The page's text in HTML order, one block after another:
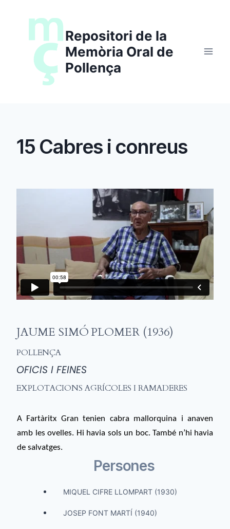
Repositori de la
Memòria Oral de
Pollença
15 Cabres i conreus
JAUME SIMÓ PLOMER (1936)
POLLENÇA
OFICIS I FEINES
EXPLOTACIONS AGRÍCOLES I RAMADERES
A Fartàritx Gran tenien cabra mallorquina i anaven
amb les ovelles. Hi havia sols un boc. També n’hi havia
de salvatges.
Persones
MIQUEL CIFRE LLOMPART (1930)
JOSEP FONT MARTÍ (1940)